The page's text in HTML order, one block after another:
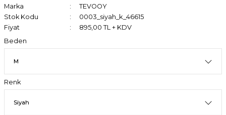
Marka
TEVOOY
Stok Kodu
0003_siyah_k_46615
Fiyat
895,00 TL + KDV
Beden
Renk